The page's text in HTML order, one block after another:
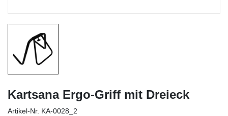
Kartsana Ergo-Griff mit Dreieck
Artikel-Nr. KA-0028_2